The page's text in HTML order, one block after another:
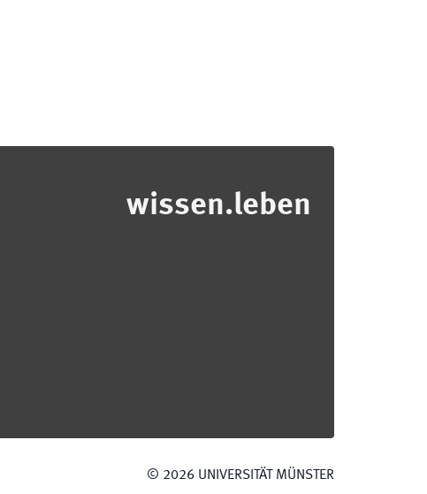
wissen.leben
© 2026 UNIVERSITÄT MÜNSTER